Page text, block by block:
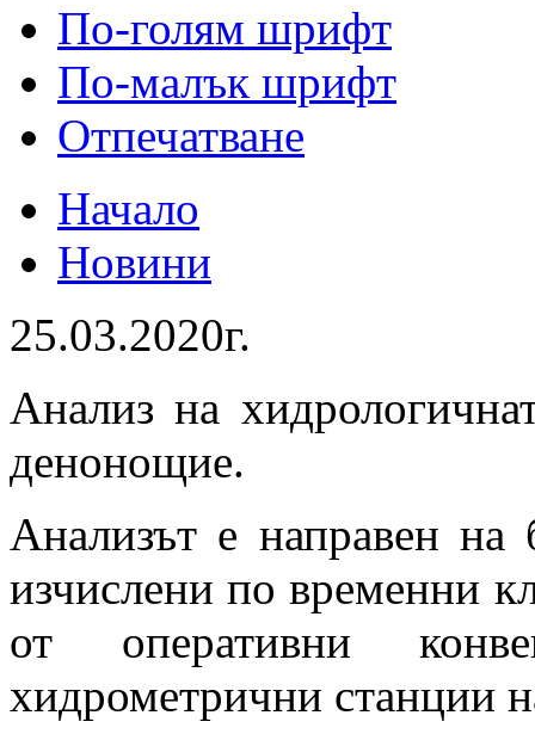
По-голям шрифт
По-малък шрифт
Отпечатване
Начало
Новини
25.03.2020г.
Анализ на
денонощие.
Анализът е направен на
изчислени по временни
от оперативни
хидрометрични